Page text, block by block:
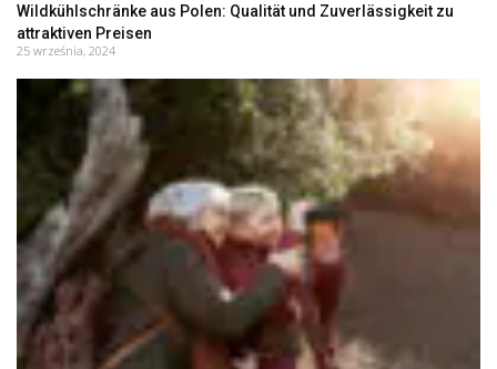
Wildkühlschränke aus Polen: Qualität und Zuverlässigkeit zu
attraktiven Preisen
25 września, 2024